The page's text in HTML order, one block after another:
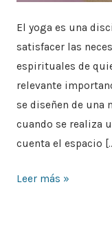
El yoga es una
satisfacer las
espirituales de
relevante
se diseñen de una
cuando se realiza
cuenta el espacio
Leer más »